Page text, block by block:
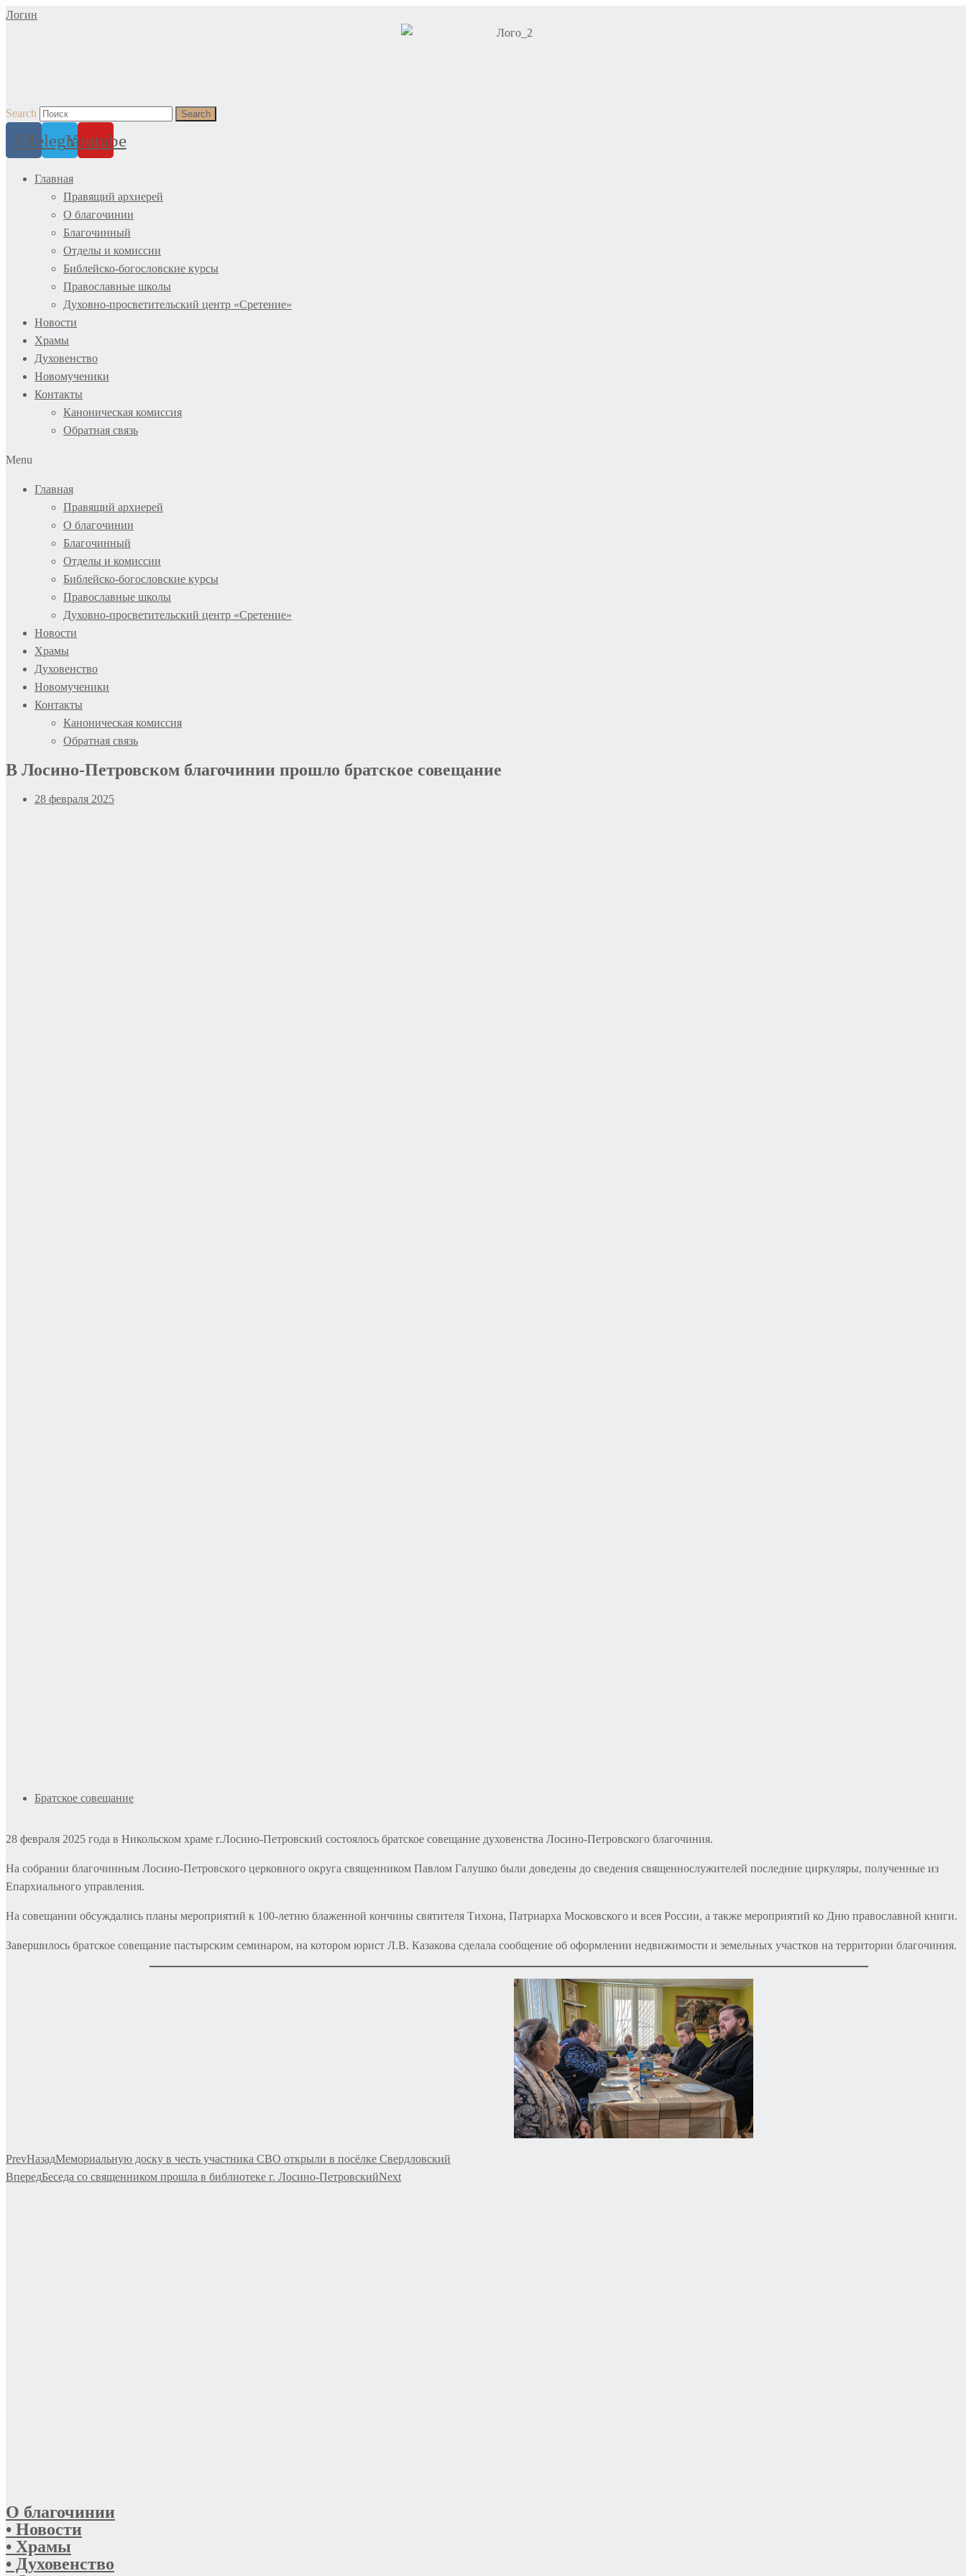
Перейти
Логин
Search Search
VkTelegramYoutube
Главная
Правящий архиерей
О благочинии
Благочинный
Отделы и комиссии
Библейско-богословские курсы
Православные школы
Духовно-просветительский центр «Сретение»
Новости
Храмы
Духовенство
Новомученики
Контакты
Каноническая комиссия
Обратная связь
Menu
Главная
Правящий архиерей
О благочинии
Благочинный
Отделы и комиссии
Библейско-богословские курсы
Православные школы
Духовно-просветительский центр «Сретение»
Новости
Храмы
Духовенство
Новомученики
Контакты
Каноническая комиссия
Обратная связь
В Лосино-Петровском благочинии прошло братское совещание
28 февраля 2025
Братское совещание
28 февраля 2025 года в Никольском храме г.Лосино-Петровский состоялось братское совещание духовенства Лосино-Петровского благочиния.
На собрании благочинным Лосино-Петровского церковного округа священником Павлом Галушко были доведены до сведения священнослужителей последние циркуляры, полученные из
Епархиального управления.
На совещании обсуждались планы мероприятий к 100-летию блаженной кончины святителя Тихона, Патриарха Московского и всея России, а также мероприятий ко Дню православной книги.
Завершилось братское совещание пастырским семинаром, на котором юрист Л.В. Казакова сделала сообщение об оформлении недвижимости и земельных участков на территории благочиния.
PrevНазадМемориальную доску в честь участника СВО открыли в посёлке Свердловский
ВпередБеседа со священником прошла в библиотеке г. Лосино-ПетровскийNext
О благочинии
• Новости
• Храмы
• Духовенство